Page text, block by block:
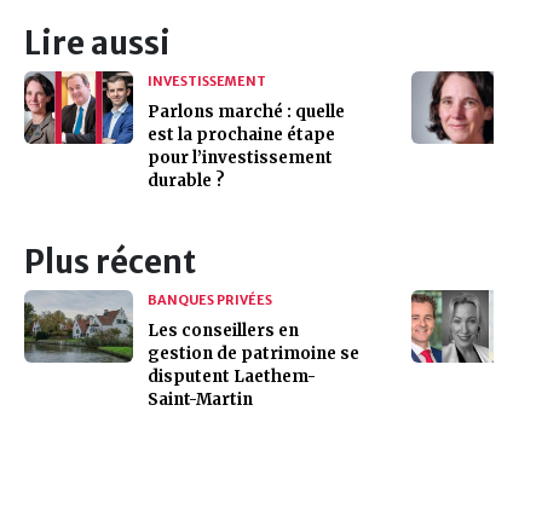
Lire aussi
INVESTISSEMENT
Parlons marché : quelle
est la prochaine étape
pour l’investissement
durable ?
Plus récent
BANQUES PRIVÉES
Les conseillers en
gestion de patrimoine se
disputent Laethem-
Saint-Martin